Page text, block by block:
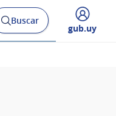
Abrir
buscador
Buscar
Desplegar
gub.uy